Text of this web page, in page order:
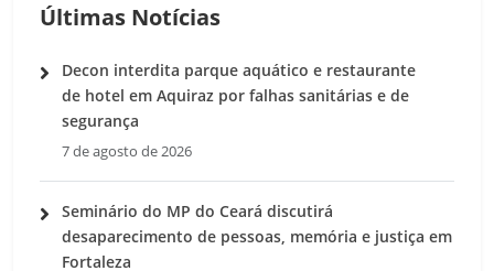
Últimas Notícias
Decon interdita parque aquático e restaurante
de hotel em Aquiraz por falhas sanitárias e de
segurança
7 de agosto de 2026
Seminário do MP do Ceará discutirá
desaparecimento de pessoas, memória e justiça em
Fortaleza